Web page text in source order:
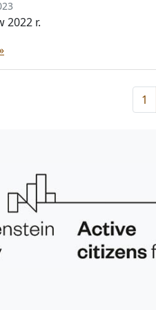
2022 r.
P
a
1